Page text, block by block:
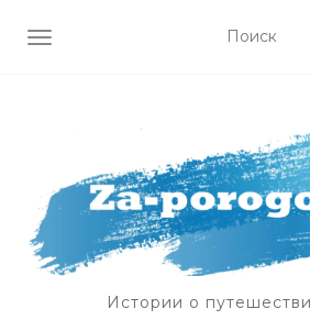
ПОКАЗАТЬ/СКРЫТЬ
Истории о